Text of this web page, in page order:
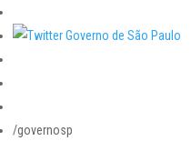
/governosp